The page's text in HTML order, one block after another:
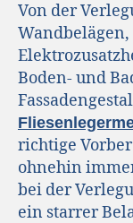
Von der
Boden- und
richtige
ohnehin
bei der
ein starrer